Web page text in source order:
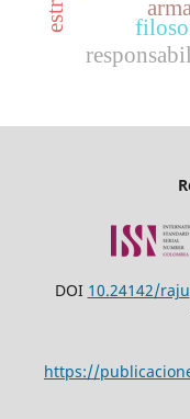
DOI 10.24142/raju
https://